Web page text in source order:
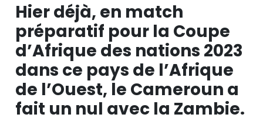
Hier déjà, en match
préparatif pour la Coupe
d’Afrique des nations 2023
dans ce pays de l’Afrique
de l’Ouest, le Cameroun a
fait un nul avec la Zambie.